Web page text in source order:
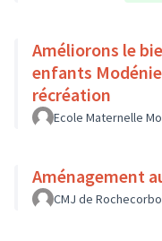
Améliorons le
enfants
récréation
Ecole Maternelle
Aménagement
CMJ de